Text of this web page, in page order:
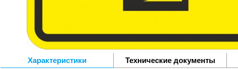
Характеристики Технические документы